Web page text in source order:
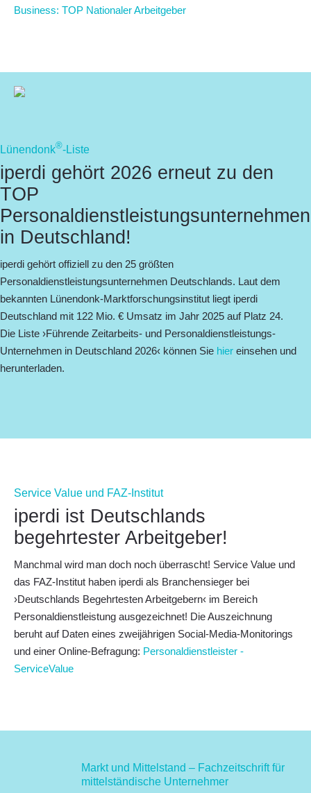
Business: TOP Nationaler Arbeitgeber
Lünendonk®-Liste
iperdi gehört 2026 erneut zu den
TOP
Personaldienstleistungsunternehmen
in Deutschland!
iperdi gehört offiziell zu den 25 größten
Personaldienstleistungsunternehmen Deutschlands. Laut dem
bekannten Lünendonk-Marktforschungsinstitut liegt iperdi
Deutschland mit 122 Mio. € Umsatz im Jahr 2025 auf Platz 24.
Die Liste ›Führende Zeitarbeits- und Personaldienstleistungs-
Unternehmen in Deutschland 2026‹ können Sie hier einsehen und
herunterladen.
Service Value und FAZ-Institut
iperdi ist Deutschlands
begehrtester Arbeitgeber!
Manchmal wird man doch noch überrascht! Service Value und
das FAZ-Institut haben iperdi als Branchensieger bei
›Deutschlands Begehrtesten Arbeitgebern‹ im Bereich
Personaldienstleistung ausgezeichnet! Die Auszeichnung
beruht auf Daten eines zweijährigen Social-Media-Monitorings
und einer Online-Befragung: Personaldienstleister -
ServiceValue
Markt und Mittelstand – Fachzeitschrift für
mittelständische Unternehmer